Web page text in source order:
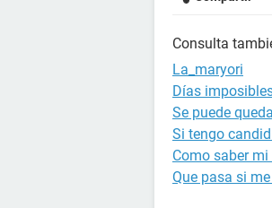
Consulta
La_maryori
Días
Se puede
Si tengo
Como saber
Que pasa si